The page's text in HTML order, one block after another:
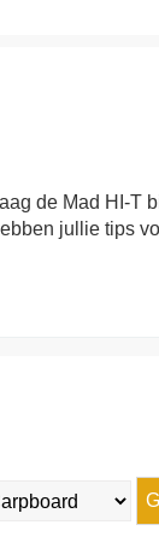
de Mad HI-T
jullie tips